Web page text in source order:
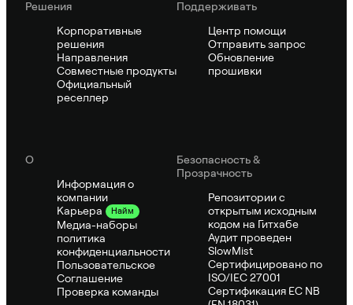
Решения
Корпоративные
решения
Направления
Совместные продукты
Официальный
реселлер
Поддерживать
Центр помощи
Отправить запрос
Обновление
прошивки
О
Информация о
компании
Карьера
Найм
Медиа-наборы
политика
конфиденциальности
Пользовательское
Соглашение
Проверка команды
Безопасность &
Прозрачность
Репозитории с
открытым исходным
кодом на Гитхабе
Аудит проведен
SlowMist
Сертифицировано по
ISO/IEC 27001
Сертификация ЕС NB